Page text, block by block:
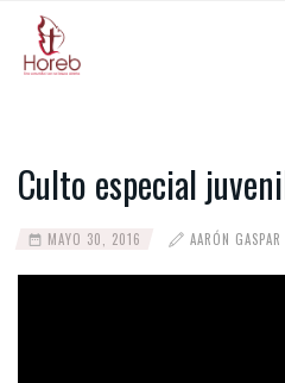
Culto especial
MAYO 30, 2016 AARÓN GASPAR